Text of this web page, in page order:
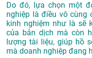
Do đó, lựa chọn một
nghiệp là điều vô cùng
kinh nghiệm như là sẽ
của bản dịch mà còn
lượng tài liệu, giúp hồ
mà doanh nghiệp đang